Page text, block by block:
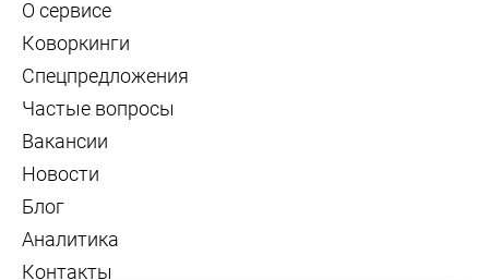
О сервисе
Коворкинги
Спецпредложения
Частые вопросы
Вакансии
Новости
Блог
Аналитика
Контакты